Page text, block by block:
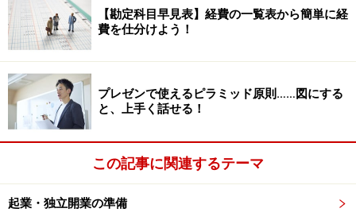
堀内さんのブログ活用法もさることながら、名刺の活用
法も、フリーランスにとっては見逃せません。
ここで、堀内さんは、既に出版の実績を持っているか
ら、ブログを本にできたのでは、と思っている方はいま
せんか？ それでは、次に、出版デビューの切っ掛けをブ
ログでつかんだ中島未月さんの「ブログ効果
※記事内容は執筆時点のものです。最新の内容をご確認くださ
【勘定科目早見表】経費の一覧表から簡単に経
費を仕分けよう！
プレゼンで使えるピラミッド原則……図にする
と、上手く話せる！
この記事に関連するテーマ
起業・独立開業の準備